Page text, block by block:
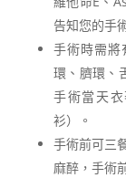
告知您的手
手術時需將
環、臍環、
手術當天
衫）。
手術前可三
麻醉，手術